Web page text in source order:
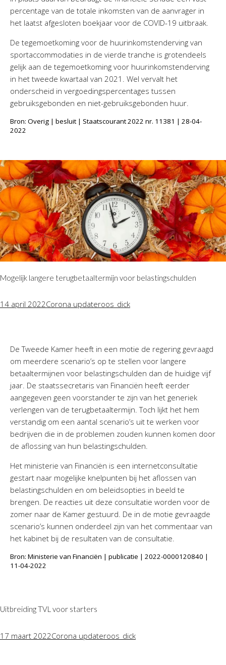
percentage van de totale inkomsten van de aanvrager in
het laatst afgesloten boekjaar voor de COVID-19 uitbraak.
De tegemoetkoming voor de huurinkomstenderving van
sportaccommodaties in de vierde tranche is grotendeels
gelijk aan de tegemoetkoming voor huurinkomstenderving
in het tweede kwartaal van 2021. Wel vervalt het
onderscheid in vergoedingspercentages tussen
gebruiksgebonden en niet-gebruiksgebonden huur.
Bron: Overig | besluit | Staatscourant 2022 nr. 11381 | 28-04-
2022
Mogelijk langere terugbetaaltermijn voor belastingschulden
14 april 2022Corona updateroos_dick
De Tweede Kamer heeft in een motie de regering gevraagd
om meerdere scenario’s op te stellen voor langere
betaaltermijnen voor belastingschulden dan de huidige vijf
jaar. De staatssecretaris van Financiën heeft eerder
aangegeven geen voorstander te zijn van het generiek
verlengen van de terugbetaaltermijn. Toch lijkt het hem
verstandig om een aantal scenario’s uit te werken voor
bedrijven die in de problemen zouden kunnen komen door
de aflossing van hun belastingschulden.
Het ministerie van Financiën is een internetconsultatie
gestart naar mogelijke knelpunten bij het aflossen van
belastingschulden en om beleidsopties in beeld te
brengen. De reacties uit deze consultatie worden voor de
zomer naar de Kamer gestuurd. De in de motie gevraagde
scenario’s kunnen onderdeel zijn van het commentaar van
het kabinet bij de resultaten van de consultatie.
Bron: Ministerie van Financiën | publicatie | 2022-0000120840 |
11-04-2022
Uitbreiding TVL voor starters
17 maart 2022Corona updateroos_dick